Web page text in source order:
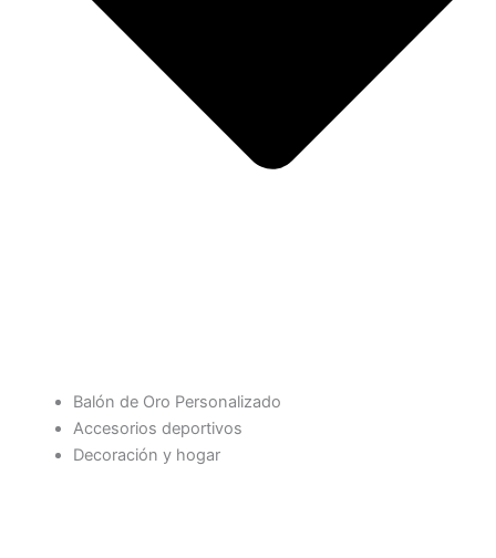
Balón de Oro Personalizado
Accesorios deportivos
Decoración y hogar